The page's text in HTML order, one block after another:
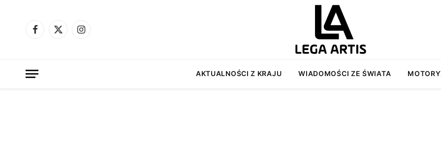
Facebook
X
Instagram
AKTUALNOŚCI Z KRAJU WIADOMOŚCI ZE ŚWIATA